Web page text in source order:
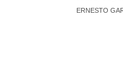
ERNESTO